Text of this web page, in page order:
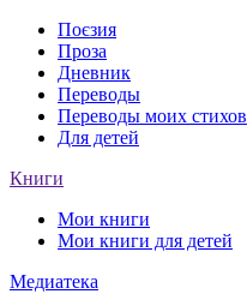
Поєзия
Проза
Дневник
Переводы
Переводы моих стихов
Для детей
Книги
Мои книги
Мои книги для детей
Медиатека